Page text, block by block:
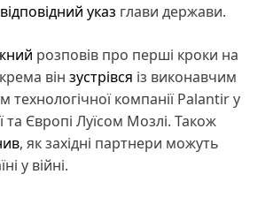
указ глави держави.
розповів про перші кроки на
він зустрівся із виконавчим
технологічної компанії Palantir у
та Європі Луїсом Мозлі. Також
, як західні партнери можуть
у війні.